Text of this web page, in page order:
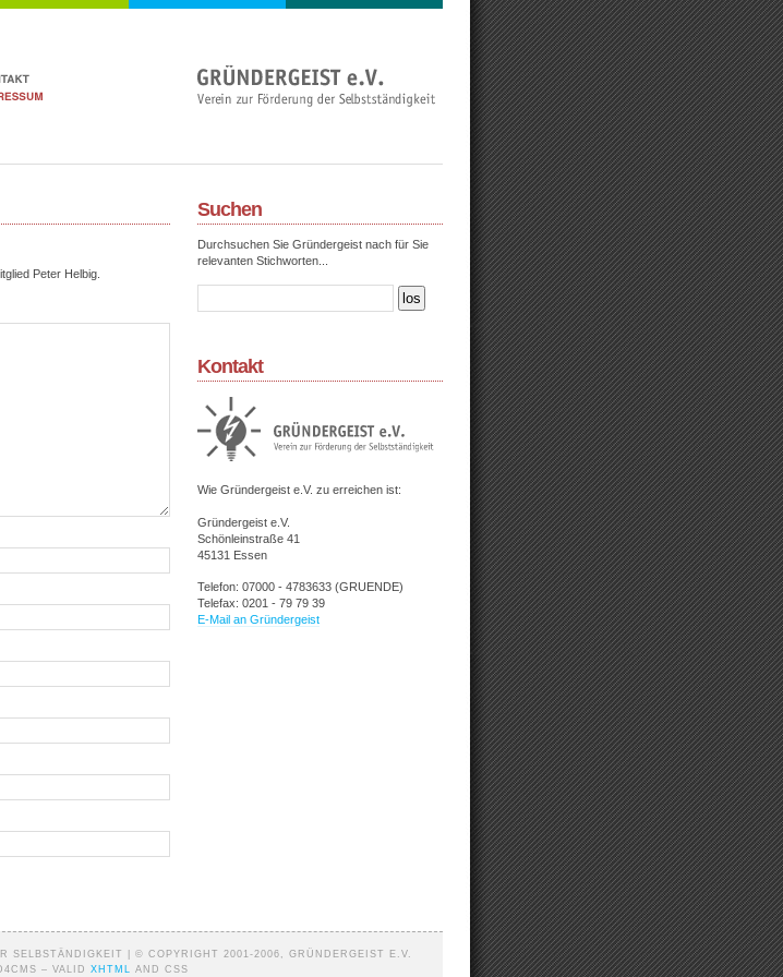
Peter Helbig.
Suchen
Durchsuchen Sie Gründergeist nach für Sie
relevanten Stichworten...
Kontakt
Wie Gründergeist e.V. zu erreichen ist:
Gründergeist e.V.
Schönleinstraße 41
45131 Essen
Telefon: 07000 - 4783633 (GRUENDE)
Telefax: 0201 - 79 79 39
E-Mail an Gründergeist
SELBSTÄNDIGKEIT | © COPYRIGHT 2001-2006, GRÜNDERGEIST E.V.
– VALID XHTML AND CSS